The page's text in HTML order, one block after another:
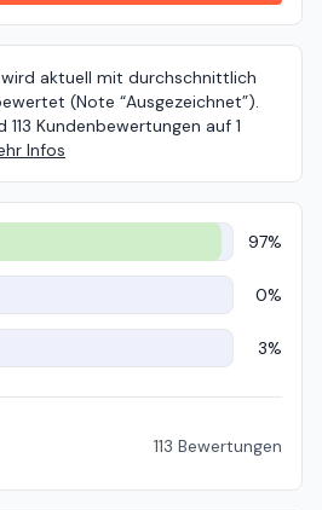
aktuell mit durchschnittlich
(Note “Ausgezeichnet”).
Kundenbewertungen auf 1
Infos
97%
0%
3%
113 Bewertungen